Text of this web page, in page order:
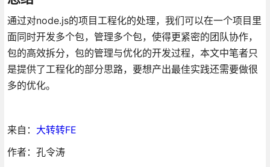
通过对node.js的项目工程化的处理，我们可以在一个项目里
面同时开发多个包，管理多个包，使得更紧密的团队协作，
包的高效拆分，包的管理与优化的开发过程，本文中笔者只
是提供了工程化的部分思路，要想产出最佳实践还需要做很
多的优化。
来自： 大转转FE
作者：孔令涛